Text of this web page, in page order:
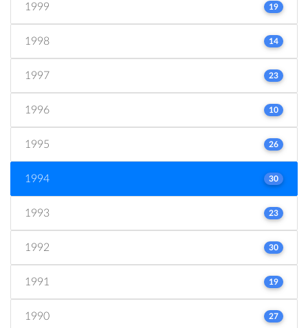
1999 19
1998 14
1997 23
1996 10
1995 26
1994 30
1993 23
1992 30
1991 19
1990 27